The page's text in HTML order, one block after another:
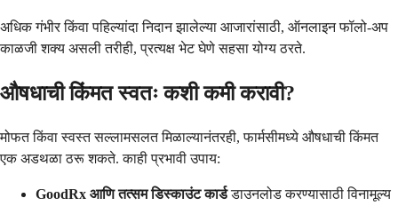
अधिक गंभीर किंवा पहिल्यांदा निदान झालेल्या आजारांसाठी, ऑनलाइन फॉलो-अप
काळजी शक्य असली तरीही, प्रत्यक्ष भेट घेणे सहसा योग्य ठरते.
औषधाची किंमत स्वतः कशी कमी करावी?
मोफत किंवा स्वस्त सल्लामसलत मिळाल्यानंतरही, फार्मसीमध्ये औषधाची किंमत
एक अडथळा ठरू शकते. काही प्रभावी उपाय:
GoodRx आणि तत्सम डिस्काउंट कार्डडाउनलोड करण्यासाठी विनामूल्य